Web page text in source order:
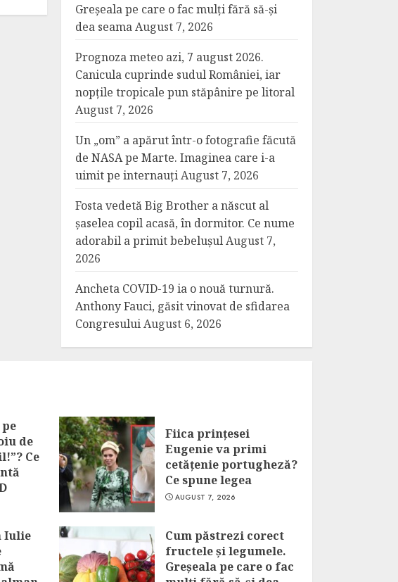
Greșeala pe care o fac mulți fără să-și
dea seamaAugust 7, 2026
Prognoza meteo azi, 7 august 2026.
Canicula cuprinde sudul României, iar
nopțile tropicale pun stăpânire pe litoral
August 7, 2026
Un „om” a apărut într-o fotografie făcută
de NASA pe Marte. Imaginea care i-a
uimit pe internauțiAugust 7, 2026
Fosta vedetă Big Brother a născut al
șaselea copil acasă, în dormitor. Ce nume
adorabil a primit bebelușulAugust 7,
2026
Ancheta COVID-19 ia o nouă turnură.
Anthony Fauci, găsit vinovat de sfidarea
CongresuluiAugust 6, 2026
de
Ce
Fiica prințesei
Eugenie va primi
cetățenie portugheză?
Ce spune legea
AUGUST 7, 2026
Iulie
Cum păstrezi corect
fructele și legumele.
Greșeala pe care o fac